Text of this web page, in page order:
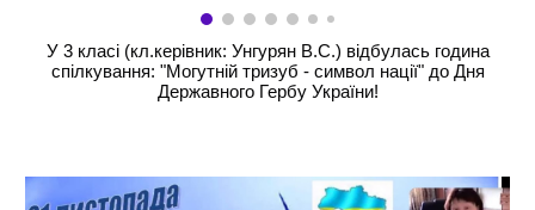
У 3 класі (кл.керівник: Унгурян В.С.) відбулась година
спілкування: "Могутній тризуб - символ нації" до Дня
Державного Гербу України!